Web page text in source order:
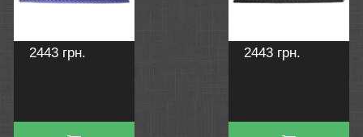
2443 грн. 2443 грн.